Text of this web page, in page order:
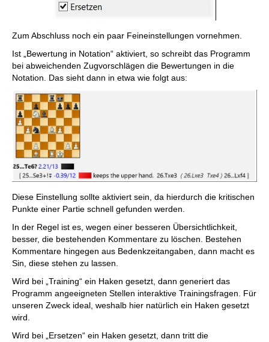
Zum Abschluss noch ein paar Feineinstellungen vornehmen.
Ist „Bewertung in Notation“ aktiviert, so schreibt das Programm
bei abweichenden Zugvorschlägen die Bewertungen in die
Notation. Das sieht dann in etwa wie folgt aus:
Diese Einstellung sollte aktiviert sein, da hierdurch die kritischen
Punkte einer Partie schnell gefunden werden.
In der Regel ist es, wegen einer besseren Übersichtlichkeit,
besser, die bestehenden Kommentare zu löschen. Bestehen
Kommentare hingegen aus Bedenkzeitangaben, dann macht es
Sin, diese stehen zu lassen.
Wird bei „Training“ ein Haken gesetzt, dann generiert das
Programm angeeigneten Stellen interaktive Trainingsfragen. Für
unseren Zweck ideal, weshalb hier natürlich ein Haken gesetzt
wird.
Wird bei „Ersetzen“ ein Haken gesetzt, dann tritt die